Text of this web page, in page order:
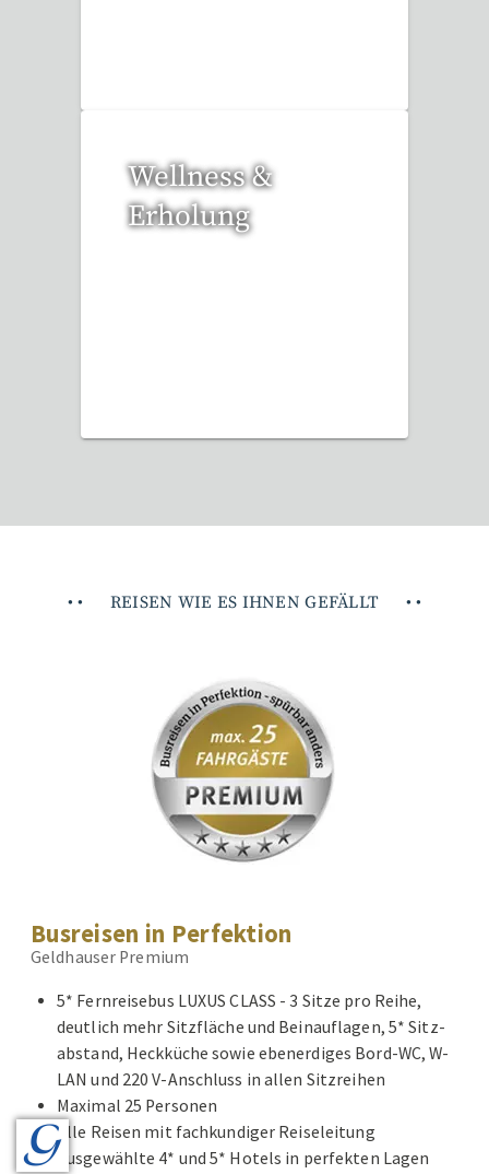
Wellness &
Erholung
• • REISEN WIE ES IHNEN GEFÄLLT • •
Busreisen in Perfektion
Geldhauser Premium
5* Fernreisebus LUXUS CLASS - 3 Sitze pro Reihe,
deutlich mehr Sitzfläche und Beinauflagen, 5* Sitz-
abstand, Heckküche sowie ebenerdiges Bord-WC, W-
LAN und 220 V-Anschluss in allen Sitzreihen
Maximal 25 Personen
Alle Reisen mit fachkundiger Reiseleitung
Ausgewählte 4* und 5* Hotels in perfekten Lagen